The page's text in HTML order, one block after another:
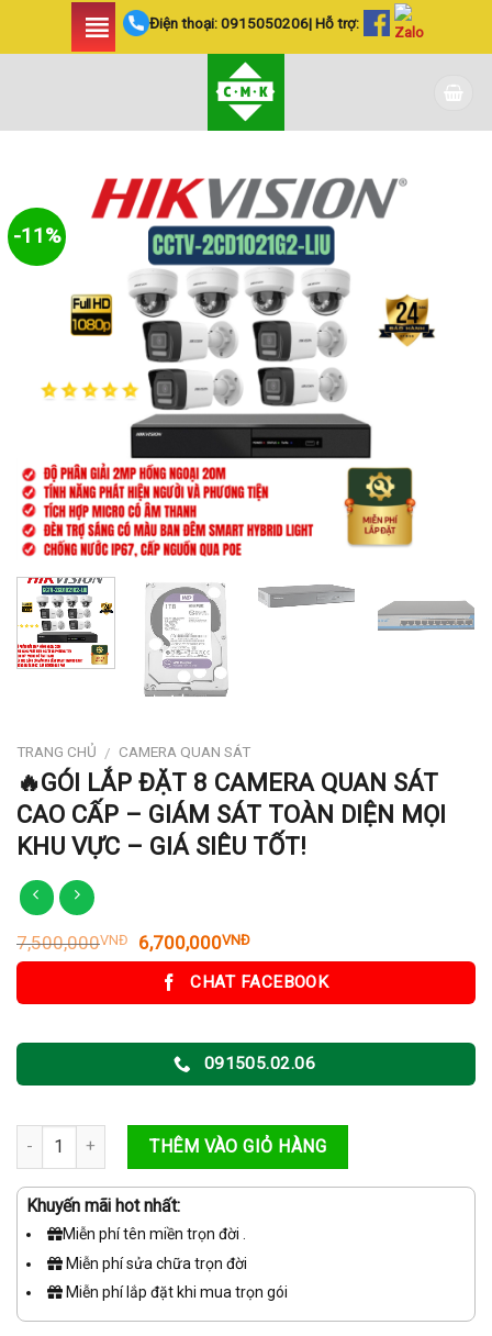
Điện thoại:0915050206| Hỗ trợ:
-11%
TRANG CHỦ / CAMERA QUAN SÁT
🔥GÓI LẮP ĐẶT 8 CAMERA QUAN SÁT
CAO CẤP – GIÁM SÁT TOÀN DIỆN MỌI
KHU VỰC – GIÁ SIÊU TỐT!
7,500,000VNĐ
Giá
gốc
7,500,000VNĐ.
6,700,000VNĐGiá
hiện
tại
CHAT FACEBOOK
091505.02.06
🔥GÓI LẮP ĐẶT 8 CAMERA QUAN SÁT CAO CẤP – GIÁM SÁT
THÊM VÀO GIỎ HÀNG
Khuyến mãi hot nhất:
Miễn phí tên miền trọn đời .
Miễn phí sửa chữa trọn đời
Miễn phí lắp đặt khi mua trọn gói